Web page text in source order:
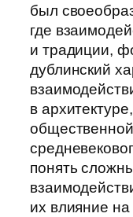
был
где
и традиции,
дублинский
в
понять
их влияние